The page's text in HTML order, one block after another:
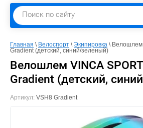
Главная \ Велоспорт \ Экипировка \ Велошлем
Gradient (детский, синий/зеленый)
Велошлем VINCA
Gradient (детский,
Артикул: VSH8 Gradient